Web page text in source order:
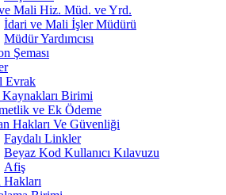
Mali Hiz. Müd. ve Yrd.
İdari ve Mali İşler Müdürü
Müdür Yardımcısı
Şeması
Evrak
Kaynakları Birimi
ve Ek Ödeme
Hakları Ve Güvenliği
Faydalı Linkler
Beyaz Kod Kullanıcı Kılavuzu
Afiş
Hakları